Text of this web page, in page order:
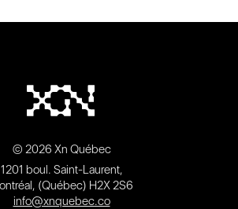
© 2026 Xn Québec
1201 boul. Saint-Laurent,
(Québec) H2X 2S6
info@xnquebec.co